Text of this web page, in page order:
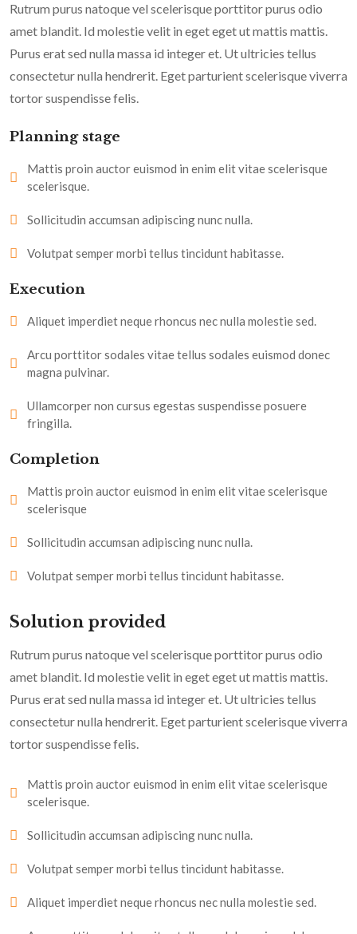
Rutrum purus natoque vel scelerisque porttitor purus odio
amet blandit. Id molestie velit in eget eget ut mattis mattis.
Purus erat sed nulla massa id integer et. Ut ultricies tellus
consectetur nulla hendrerit. Eget parturient scelerisque viverra
tortor suspendisse felis.
Planning stage
Mattis proin auctor euismod in enim elit vitae scelerisque
scelerisque.
Sollicitudin accumsan adipiscing nunc nulla.
Volutpat semper morbi tellus tincidunt habitasse.
Execution
Aliquet imperdiet neque rhoncus nec nulla molestie sed.
Arcu porttitor sodales vitae tellus sodales euismod donec
magna pulvinar.
Ullamcorper non cursus egestas suspendisse posuere
fringilla.
Completion
Mattis proin auctor euismod in enim elit vitae scelerisque
scelerisque
Sollicitudin accumsan adipiscing nunc nulla.
Volutpat semper morbi tellus tincidunt habitasse.
Solution provided
Rutrum purus natoque vel scelerisque porttitor purus odio
amet blandit. Id molestie velit in eget eget ut mattis mattis.
Purus erat sed nulla massa id integer et. Ut ultricies tellus
consectetur nulla hendrerit. Eget parturient scelerisque viverra
tortor suspendisse felis.
Mattis proin auctor euismod in enim elit vitae scelerisque
scelerisque.
Sollicitudin accumsan adipiscing nunc nulla.
Volutpat semper morbi tellus tincidunt habitasse.
Aliquet imperdiet neque rhoncus nec nulla molestie sed.